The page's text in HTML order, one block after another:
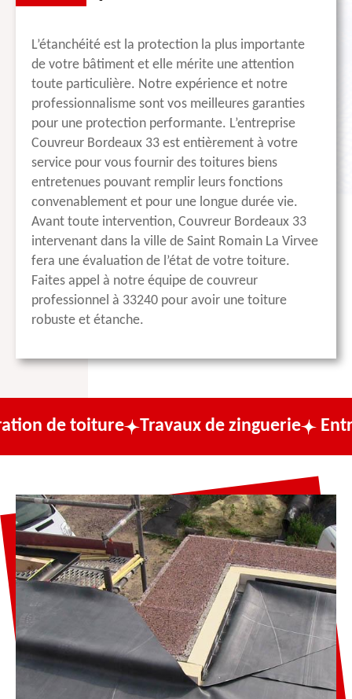
L’étanchéité est la protection la plus importante
de votre bâtiment et elle mérite une attention
toute particulière. Notre expérience et notre
professionnalisme sont vos meilleures garanties
pour une protection performante. L’entreprise
Couvreur Bordeaux 33 est entièrement à votre
service pour vous fournir des toitures biens
entretenues pouvant remplir leurs fonctions
convenablement et pour une longue durée vie.
Avant toute intervention, Couvreur Bordeaux 33
intervenant dans la ville de Saint Romain La Virvee
fera une évaluation de l’état de votre toiture.
Faites appel à notre équipe de couvreur
professionnel à 33240 pour avoir une toiture
robuste et étanche.
Travaux de zinguerie Entreprise de